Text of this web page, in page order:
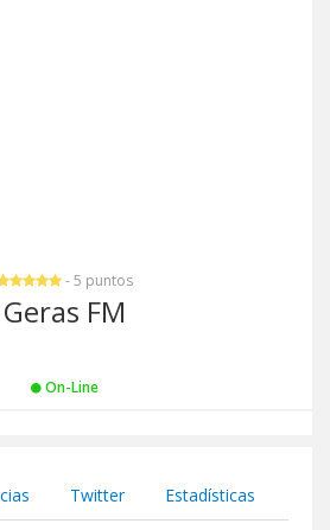
- 5 puntos
Geras FM
On-Line
Twitter Estadísticas